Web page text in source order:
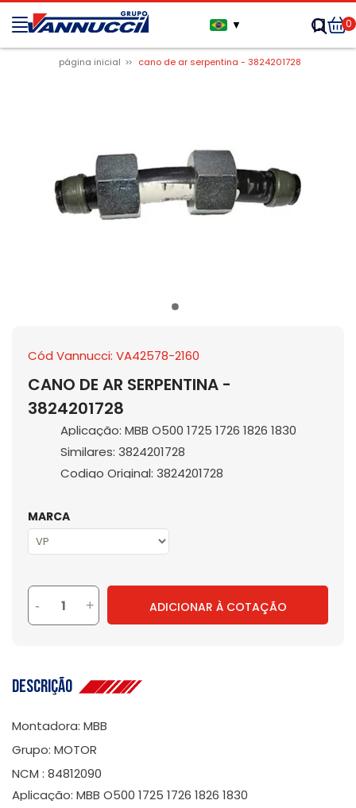
▼ 0
página inicial cano de ar serpentina - 3824201728
Cód Vannucci: VA42578-2160
CANO DE AR SERPENTINA -
3824201728
Aplicação: MBB O500 1725 1726 1826 1830
Similares: 3824201728
Codigo Original: 3824201728
MARCA
- + ADICIONAR À COTAÇÃO
Descrição
Montadora: MBB
Grupo: MOTOR
NCM : 84812090
Aplicação: MBB O500 1725 1726 1826 1830